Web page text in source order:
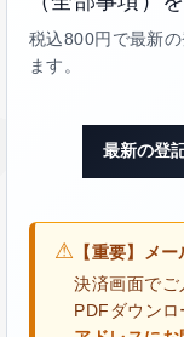
税込800円で最新
ます。
最新の登
⚠ 【重要】メ
決済画面でご
PDFダウンロ